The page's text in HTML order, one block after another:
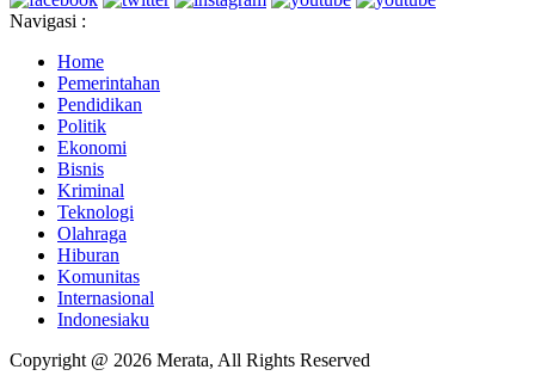
Navigasi :
Home
Pemerintahan
Pendidikan
Politik
Ekonomi
Bisnis
Kriminal
Teknologi
Olahraga
Hiburan
Komunitas
Internasional
Indonesiaku
Copyright @ 2026 Merata, All Rights Reserved